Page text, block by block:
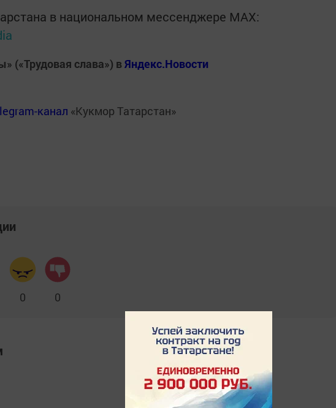
в национальном мессенджере MАХ:
(«Трудовая слава») вЯндекс.Новости
канал «Кукмор Татарстан»
0 0